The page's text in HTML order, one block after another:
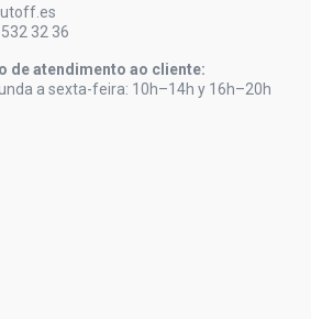
32 36
de atendimento ao cliente:
a sexta-feira: 10h–14h y 16h–20h